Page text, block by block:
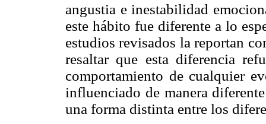
angustia e inestabilidad
este hábito fue diferente a lo
estudios revisados la reportan
resaltar que esta diferencia
comportamiento de cualquier
influenciado de manera
una forma distinta entre los